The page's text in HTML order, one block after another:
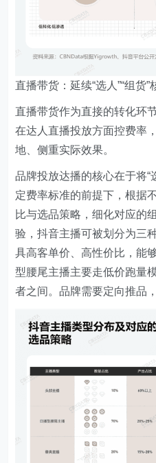
直播带货：延续“选人”“组货”
直播带货作为直接的转化环
在达人直播投放方面控费率
地、侧重实际效果。
品牌投放达播的核心在于将“
定费率标准的前提下，根据
比与选品策略，细化对应的
验，抖音主播可被划分为三
具高客单价、高性价比，能
型腰尾主播主要走低价跑量
者之间。品牌需要定向推品